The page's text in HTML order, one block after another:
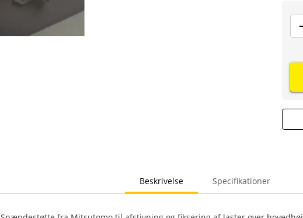
Beskrivelse Specifikationer